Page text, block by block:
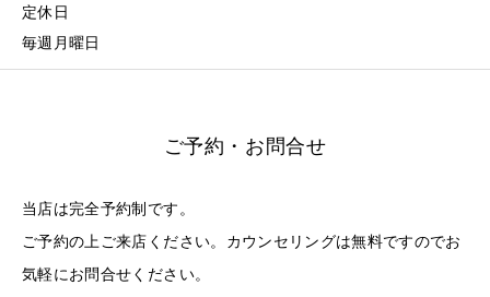
定休日
毎週月曜日
ご予約・お問合せ
当店は完全予約制です。
ご予約の上ご来店ください。カウンセリングは無料ですのでお
気軽にお問合せください。